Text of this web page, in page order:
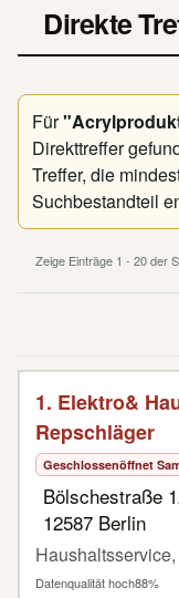
Direkte
Für
Direkttreffer
Treffer, die
Suchbestandteil
Zeige Einträge 1 - 20 der
1. Elektro&
Repschläger
Geschlossenöffnet
Bölschestraße
12587 Berlin
Datenqualität hoch88%